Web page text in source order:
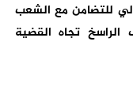
الدولي للتضامن مع الشعب
الراسخ تجاه القضية